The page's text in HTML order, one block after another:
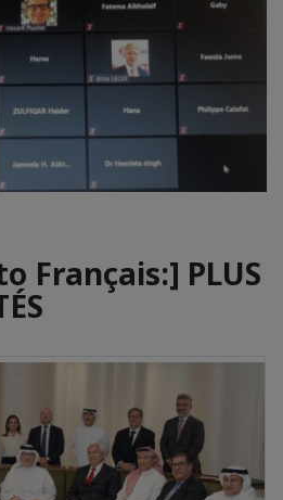
Français:] PLUS